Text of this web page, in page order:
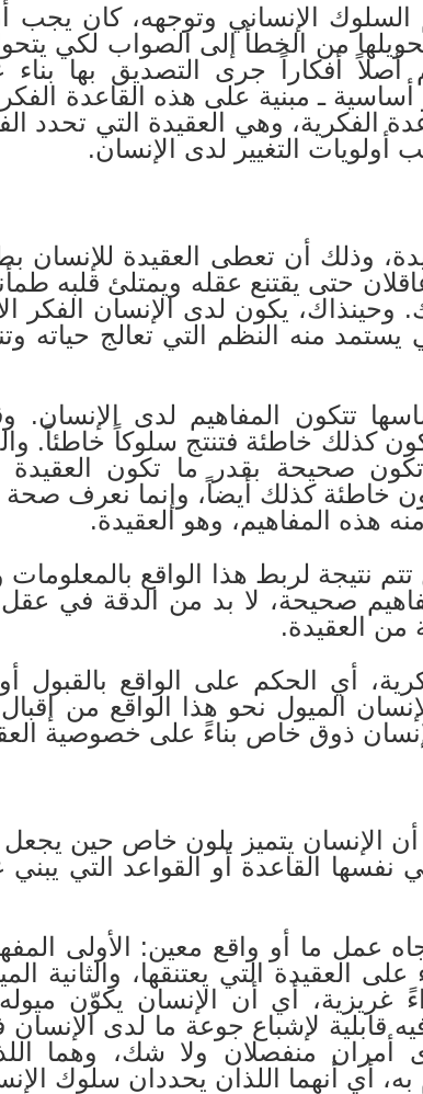
الإنساني وتوجهه، كان يجب
من الخطأ إلى الصواب لكي
أصلاً أفكاراً جرى التصديق بها
ـ مبنية على هذه القاعدة
الفكرية، وهي العقيدة التي تحدد
أولويات التغيير لدى الإنسان.
وذلك أن تعطى العقيدة للإنسان
حتى يقتنع عقله ويمتلئ قلبه
وحينذاك، يكون لدى الإنسان
يستمد منه النظم التي تعالج
تتكون المفاهيم لدى الإنسان.
كذلك خاطئة فتنتج سلوكاً خاطئاً.
تكون صحيحة بقدر ما تكون
خاطئة كذلك أيضاً، وإنما نعرف صحة
هذه المفاهيم، وهو العقيدة.
نتيجة لربط هذا الواقع بالمعلومات
صحيحة، لا بد من الدقة في عقل
من العقيدة.
أي الحكم على الواقع بالقبول
الميول نحو هذا الواقع من
ذوق خاص بناءً على خصوصية
الإنسان يتميز بلون خاص حين يجعل
نفسها القاعدة أو القواعد التي يبني
عمل ما أو واقع معين: الأولى
العقيدة التي يعتنقها، والثانية
غريزية، أي أن الإنسان يكوّن
قابلية لإشباع جوعة ما لدى
أمران منفصلان ولا شك، وهما
أي أنهما اللذان يحددان سلوك